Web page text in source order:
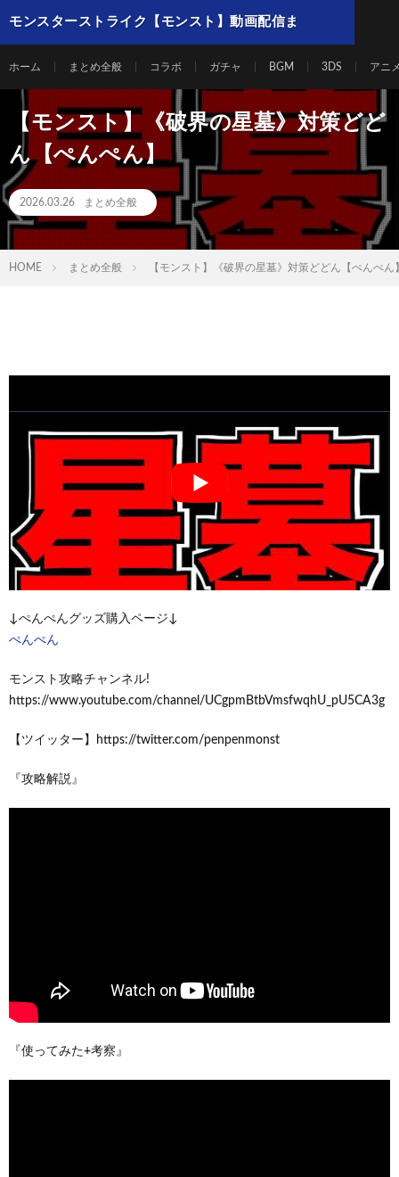
モンスターストライク【モンスト】動画配信ま
ホーム まとめ全般 コラボ ガチャ BGM 3DS アニ
【モンスト】《破界の星墓》対策どど
ん【ぺんぺん】
2026.03.26 まとめ全般
HOME まとめ全般 【モンスト】《破界の星墓》対策どどん【ぺんぺん
↓ぺんぺんグッズ購入ページ↓
ぺんぺん
モンスト攻略チャンネル!
https://www.youtube.com/channel/UCgpmBtbVmsfwqhU_pU5CA3g
【ツイッター】https://twitter.com/penpenmonst
『攻略解説』
『使ってみた+考察』